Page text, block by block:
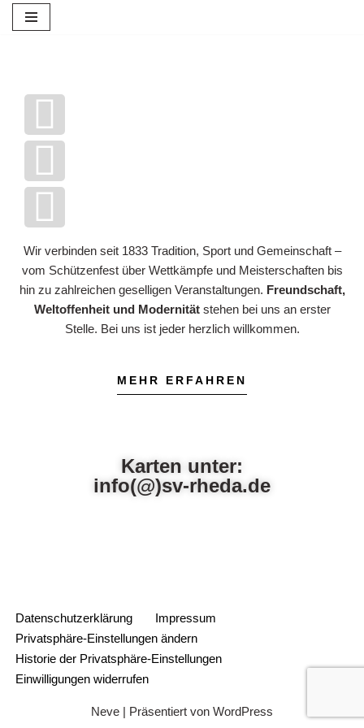
Wir verbinden seit 1833 Tradition, Sport und Gemeinschaft –
vom Schützenfest über Wettkämpfe und Meisterschaften bis
hin zu zahlreichen geselligen Veranstaltungen. Freundschaft,
Weltoffenheit und Modernitätstehen bei uns an erster
Stelle. Bei uns ist jeder herzlich willkommen.
MEHR ERFAHREN
Karten unter:
info(@)sv-rheda.de
Datenschutzerklärung
Impressum
Privatsphäre-Einstellungen ändern
Historie der Privatsphäre-Einstellungen
Einwilligungen widerrufen
Neve | Präsentiert von WordPress